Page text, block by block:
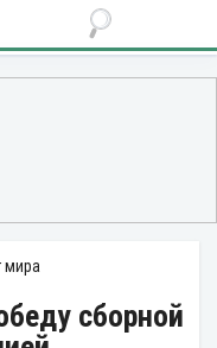
мира
сборной